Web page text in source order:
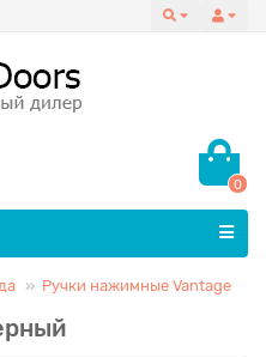
0
Ручки нажимные Vantage